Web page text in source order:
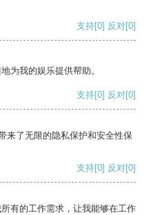
支持[0] 反对[0]
为我的娱乐提供帮助。
支持[0] 反对[0]
来了无限的隐私保护和安全性保
支持[0] 反对[0]
有的工作需求，让我能够在工作